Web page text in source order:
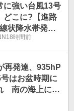
に強い台風13号
どこに?【進路
状降水帯発生
ャンホン）は
18時間前
再発達、935hP
はお盆時期に
南の海上に2
庁最新発表】